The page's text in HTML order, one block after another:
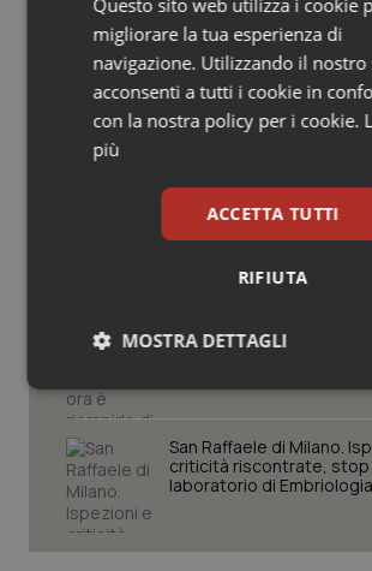
Salute orale & impianti
Sangue & coagulazione
Tiroide
Tumore al seno
Tumori del Polmone & Testa
Tumori gastrointestinali
Ulcera & Reflusso
Vaccini
Friuli Venezia Giulia
Settimana della Scienza
Spallanzani: capire la
Regione Lombardia
Schillaci: “Gli attuali
Case di comunità. La sfida
riempirle di professionisti
San Raffaele di Milano.
criticità riscontrate, stop
laboratorio di Embriologia
Questo sito web utilizza i cookie
migliorare la tua esperienza di
navigazione. Utilizzando il
acconsenti a tutti i cookie in
con la nostra policy per i cookie.
più
ACCETTA TUTTI
RIFIUTA
MOSTRA DETTAGLI
Necessari Statistici